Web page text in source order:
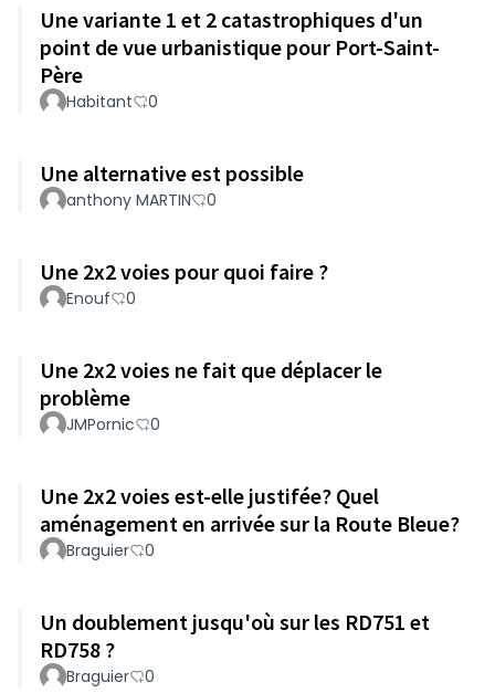
Une variante 1 et 2 catastrophiques d'un
point de vue urbanistique pour Port-Saint-
Père
Habitant 0
Une alternative est possible
anthony MARTIN 0
Une 2x2 voies pour quoi faire ?
Enouf 0
Une 2x2 voies ne fait que déplacer le
problème
JMPornic 0
Une 2x2 voies est-elle justifée? Quel
aménagement en arrivée sur la Route Bleue?
Braguier 0
Un doublement jusqu'où sur les RD751 et
RD758 ?
Braguier 0